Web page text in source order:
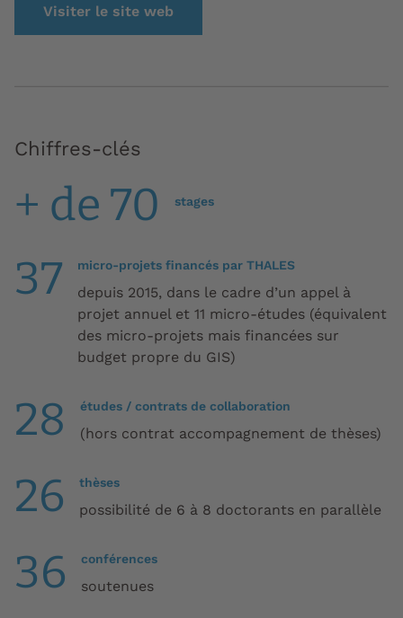
Visiter le site web
Chiffres-clés
+ de 70 stages
37 micro-projets financés par THALES
depuis 2015, dans le cadre d’un appel à
projet annuel et 11 micro-études (équivalent
des micro-projets mais financées sur
budget propre du GIS)
28 études / contrats de collaboration
(hors contrat accompagnement de thèses)
26 thèses
possibilité de 6 à 8 doctorants en parallèle
36 conférences
soutenues